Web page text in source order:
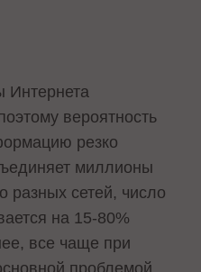
вероятность
резко
миллионы
разных сетей, число
на 15-80%
все чаще при
проблемой